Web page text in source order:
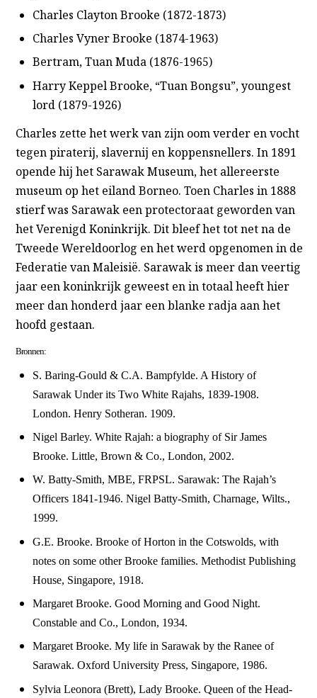
Charles Clayton Brooke (1872-1873)
Charles Vyner Brooke (1874-1963)
Bertram, Tuan Muda (1876-1965)
Harry Keppel Brooke, “Tuan Bongsu”, youngest
lord (1879-1926)
Charles zette het werk van zijn oom verder en vocht
tegen piraterij, slavernij en koppensnellers. In 1891
opende hij het Sarawak Museum, het allereerste
museum op het eiland Borneo. Toen Charles in 1888
stierf was Sarawak een protectoraat geworden van
het Verenigd Koninkrijk. Dit bleef het tot net na de
Tweede Wereldoorlog en het werd opgenomen in de
Federatie van Maleisië. Sarawak is meer dan veertig
jaar een koninkrijk geweest en in totaal heeft hier
meer dan honderd jaar een blanke radja aan het
hoofd gestaan.
Bronnen:
S. Baring-Gould & C.A. Bampfylde. A History of
Sarawak Under its Two White Rajahs, 1839-1908.
London. Henry Sotheran. 1909.
Nigel Barley. White Rajah: a biography of Sir James
Brooke. Little, Brown & Co., London, 2002.
W. Batty-Smith, MBE, FRPSL. Sarawak: The Rajah’s
Officers 1841-1946. Nigel Batty-Smith, Charnage, Wilts.,
1999.
G.E. Brooke. Brooke of Horton in the Cotswolds, with
notes on some other Brooke families. Methodist Publishing
House, Singapore, 1918.
Margaret Brooke. Good Morning and Good Night.
Constable and Co., London, 1934.
Margaret Brooke. My life in Sarawak by the Ranee of
Sarawak. Oxford University Press, Singapore, 1986.
Sylvia Leonora (Brett), Lady Brooke. Queen of the Head-